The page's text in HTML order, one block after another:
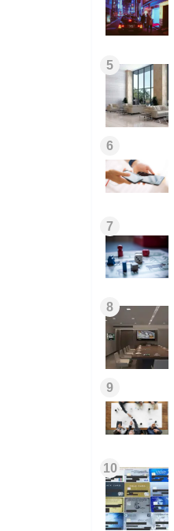
5
6
7
8
9
10